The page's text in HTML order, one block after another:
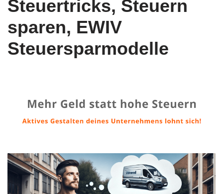
Steuertricks, Steuern
sparen, EWIV
Steuersparmodelle